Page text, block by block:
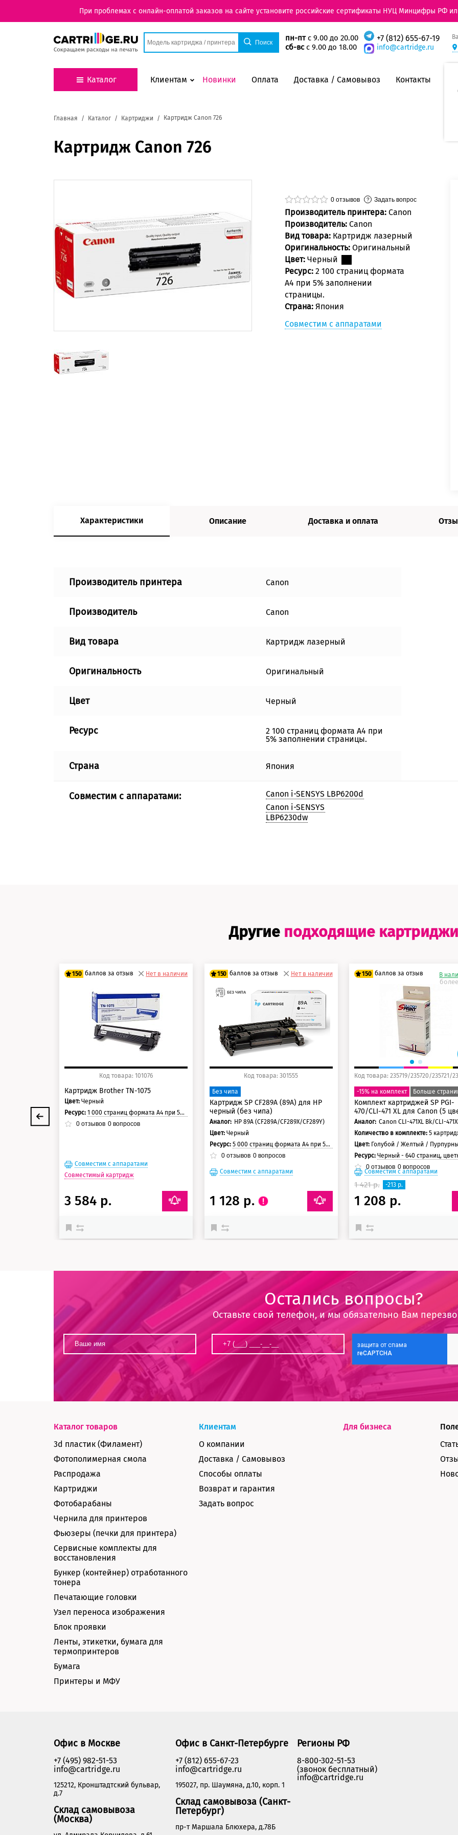
При проблемах с онлайн-оплатой заказов на сайте установите российские сертификаты НУЦ Минцифры РФ
пн-птс 9.00 до 20.00
сб-всс 9.00 до 18.00
+7 (812) 655-67-19
info@cartridge.ru
Каталог Клиентам Новинки Оплата Доставка / Самовывоз Контакты
Главная Каталог Картриджи Картридж Canon 726
Картридж Canon 726
0 отзывов Задать вопрос
Производитель принтера: Canon
Производитель: Canon
Вид товара: Картридж лазерный
Оригинальность: Оригинальный
Цвет: Черный
Ресурс: 2 100 страниц формата
А4 при 5% заполнении
страницы.
Страна: Япония
Совместим с аппаратами
Характеристики Описание Доставка и оплата
Производитель принтера Canon
Производитель Canon
Вид товара Картридж лазерный
Оригинальность Оригинальный
Цвет Черный
Ресурс
2 100 страниц формата А4 при
5% заполнении страницы.
Страна Япония
Совместим с аппаратами:
Canon i-SENSYS LBP6200d
Canon i-SENSYS
LBP6230dw
Другие подходящие картриджи
150 баллов за отзыв
125 баллов
150 баллов
Нет в наличии
Код товара: 101076
Картридж Brother TN-1075
Цвет: Черный
Ресурс:1 000 страниц формата А4 при 5% заполнении страницы.
0 отзывов 0 вопросов
Совместим с аппаратами
Совместимый картридж
3 584 р.
150 баллов за отзыв Нет в наличии
Код товара: 301555
Без чипа
Картридж SP CF289A (89А) для HP
черный (без чипа)
Аналог: HP 89A (CF289A/CF289X/CF289Y)
Цвет: Черный
Ресурс: 5 000 страниц формата А4 при 5% заполнении страницы
0отзывов 0вопросов
Совместим с аппаратами
1 128 р.
150 баллов за отзыв
125 баллов
150 баллов
В
-15% на комплект Больше
Комплект картриджей SP PGI-
470/CLI-471 XL для Canon (5
Аналог:
Количество в комплекте: 5
Цвет: Голубой / Желтый / Пурпурный / Черный / Черный
Ресурс:Черный - 640 страниц, цветные - 640 страниц, черный пигмент -
0 отзывов 0 вопросов
Совместим с аппаратами
1 421 р. -213 р.
1 208 р.
Остались вопросы?
Оставьте свой телефон, и мы обязательно Вам
Каталог товаров
3d пластик (Филамент)
Фотополимерная смола
Распродажа
Картриджи
Фотобарабаны
Чернила для принтеров
Фьюзеры (печки для принтера)
Сервисные комплекты для
восстановления
Бункер (контейнер) отработанного
тонера
Печатающие головки
Узел переноса изображения
Блок проявки
Ленты, этикетки, бумага для
термопринтеров
Бумага
Принтеры и МФУ
Клиентам
О компании
Доставка / Самовывоз
Способы оплаты
Возврат и гарантия
Задать вопрос
Для бизнеса
Офис в Москве
+7 (495) 982-51-53
info@cartridge.ru
125212, Кронштадтский бульвар,
д.7
Склад самовывоза
(Москва)
Офис в Санкт-Петербурге
+7 (812) 655-67-23
info@cartridge.ru
195027, пр. Шаумяна, д.10, корп. 1
Склад самовывоза (Санкт-
Петербург)
пр-т Маршала Блюхера, д.78Б
Регионы РФ
8-800-302-51-53
(звонок бесплатный)
info@cartridge.ru